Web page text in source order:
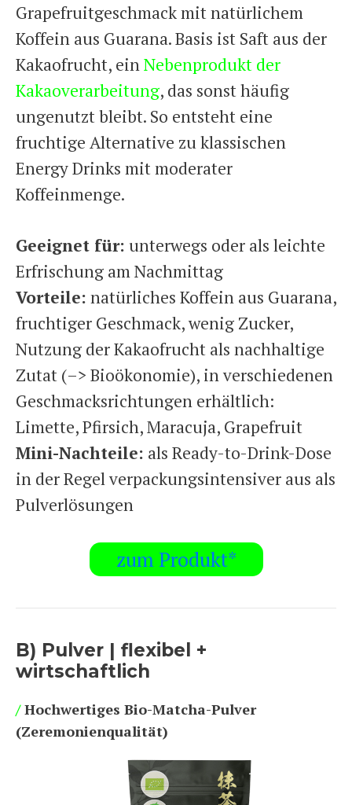
Grapefruitgeschmack mit natürlichem
Koffein aus Guarana. Basis ist Saft aus der
Kakaofrucht, einNebenprodukt der
Kakaoverarbeitung, das sonst häufig
ungenutzt bleibt. So entsteht eine
fruchtige Alternative zu klassischen
Energy Drinks mit moderater
Koffeinmenge.
Geeignet für: unterwegs oder als leichte
Erfrischung am Nachmittag
Vorteile: natürliches Koffein aus Guarana,
fruchtiger Geschmack, wenig Zucker,
Nutzung der Kakaofrucht als nachhaltige
Zutat (–> Bioökonomie), in verschiedenen
Geschmacksrichtungen erhältlich:
Limette, Pfirsich, Maracuja, Grapefruit
Mini-Nachteile: als Ready-to-Drink-Dose
in der Regel verpackungsintensiver aus als
Pulverlösungen
zum Produkt*
B) Pulver | flexibel +
wirtschaftlich
/Hochwertiges Bio-Matcha-Pulver
(Zeremonienqualität)